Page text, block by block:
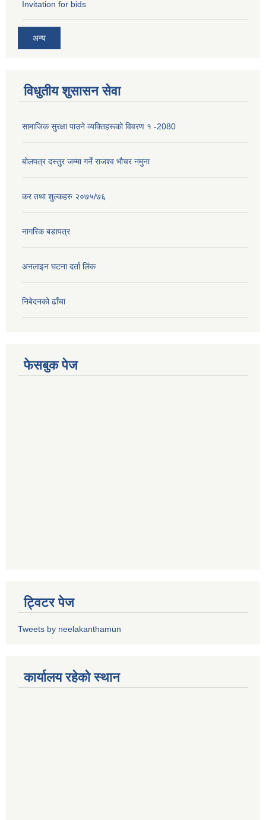
Invitation for bids
अन्य
विधुतीय शुसासन सेवा
सामाजिक सुरक्षा पाउने व्यक्तिहरूको विवरण १ -2080
बोलपत्र दस्तुर जम्मा गर्ने राजश्व भौचर नमुना
कर तथा शुल्कहरु २०७५/७६
नागरिक बडापत्र
अनलाइन घटना दर्ता लिंक
निबेदनको ढाँचा
फेसबुक पेज
ट्विटर पेज
Tweets by neelakanthamun
कार्यालय रहेको स्थान